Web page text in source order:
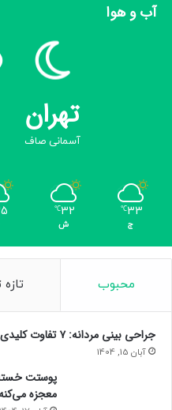
آب و هوا
تهران
آسمانی صاف
33
℃
ج
32
℃
ش
محبوب
جراحی بینی مردانه: ۷ تفاوت کلیدی که بینی شما را “زنانه” نمی‌کند!
آبان 15, 1404
پوستت
معجزه